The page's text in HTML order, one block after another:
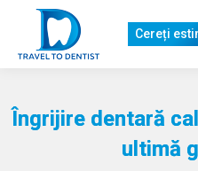
Cereți
Îngrijire dentară
ultimă